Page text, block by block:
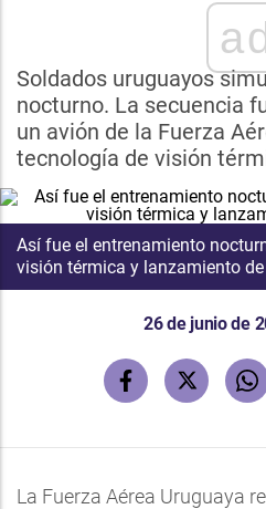
Soldados uruguayos
nocturno. La secuencia
un avión de la Fuerza
tecnología de visión
Así fue el entrenamiento
visión térmica y lanzamiento
26 de junio de
La Fuerza Aérea Uruguaya